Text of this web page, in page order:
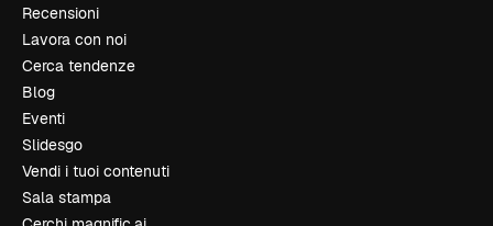
Recensioni
Lavora con noi
Cerca tendenze
Blog
Eventi
Slidesgo
Vendi i tuoi contenuti
Sala stampa